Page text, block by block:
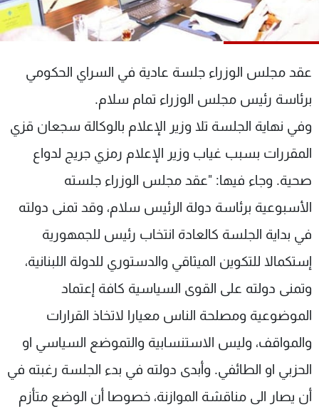
عقد مجلس الوزراء جلسة عادية في السراي الحكومي
برئاسة رئيس مجلس الوزراء تمام سلام.
وفي نهاية الجلسة تلا وزير الإعلام بالوكالة سجعان قزي
المقررات بسبب غياب وزير الإعلام رمزي جريج لدواع
صحية. وجاء فيها: "عقد مجلس الوزراء جلسته
الأسبوعية برئاسة دولة الرئيس سلام، وقد تمنى دولته
في بداية الجلسة كالعادة انتخاب رئيس للجمهورية
إستكمالا للتكوين الميثاقي والدستوري للدولة اللبنانية،
وتمنى دولته على القوى السياسية كافة إعتماد
الموضوعية ومصلحة الناس معيارا لاتخاذ القرارات
والمواقف، وليس الاستنسابية والتموضع السياسي او
الحزبي او الطائفي. وأبدى دولته في بدء الجلسة رغبته في
أن يصار الى مناقشة الموازنة، خصوصا أن الوضع متأزم
جدول البرامج
شاهد البرامج
عن MTV
الإنـتـاج
لاعلاناتكم
وظائف
تواصل معنا
شروط الإسـتخدام
سياسة الخصوصية